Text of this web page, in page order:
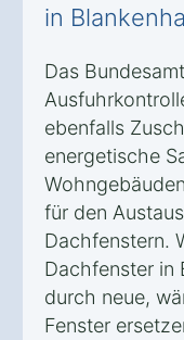
in
Das
ebenfalls
energetische
für den
Dachfenstern.
Dachfenster in
durch neue,
Fenster